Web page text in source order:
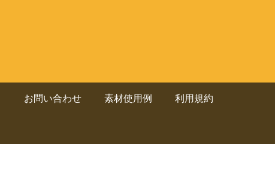
お問い合わせ 素材使用例 利用規約